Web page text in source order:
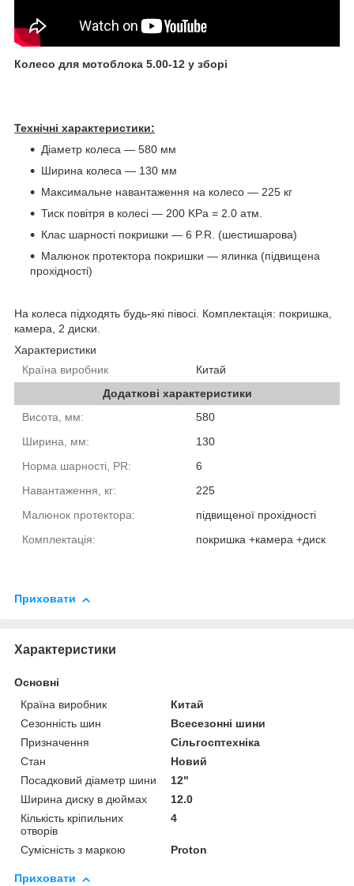
Колесо для мотоблока 5.00-12 у зборі
Технічні характеристики:
Діаметр колеса — 580 мм
Ширина колеса — 130 мм
Максимальне навантаження на колесо — 225 кг
Тиск повітря в колесі — 200 KPa = 2.0 атм.
Клас шарності покришки — 6 P.R. (шестишарова)
Малюнок протектора покришки — ялинка (підвищена
прохідності)
На колеса підходять будь-які півосі. Комплектація: покришка,
камера, 2 диски.
Характеристики
Країна виробник
Китай
Додаткові характеристики
Висота, мм:
580
Ширина, мм:
130
Норма шарності, PR:
6
Навантаження, кг:
225
Малюнок протектора:
підвищеної прохідності
Комплектація:
покришка +камера +диск
Приховати
Характеристики
Основні
Країна виробник
Китай
Сезонність шин
Всесезонні шини
Призначення
Сільгосптехніка
Стан
Новий
Посадковий діаметр шини
12"
Ширина диску в дюймах
12.0
Кількість кріпильних
отворів
4
Сумісність з маркою Proton
Приховати